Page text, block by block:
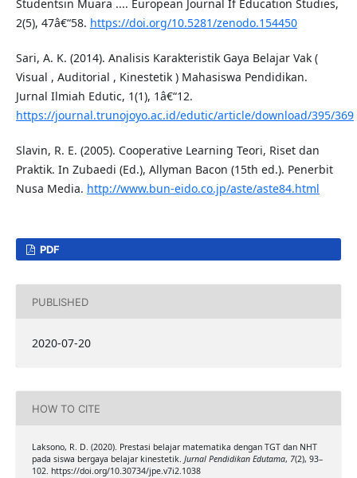
Studentsin Muara .... European Journal If Education Studies,
2(5), 47â€“58. https://doi.org/10.5281/zenodo.154450
Sari, A. K. (2014). Analisis Karakteristik Gaya Belajar Vak (
Visual , Auditorial , Kinestetik ) Mahasiswa Pendidikan.
Jurnal Ilmiah Edutic, 1(1), 1â€“12.
https://journal.trunojoyo.ac.id/edutic/article/download/395/369
Slavin, R. E. (2005). Cooperative Learning Teori, Riset dan
Praktik. In Zubaedi (Ed.), Allyman Bacon (15th ed.). Penerbit
Nusa Media. http://www.bun-eido.co.jp/aste/aste84.html
PDF
PUBLISHED
2020-07-20
HOW TO CITE
Laksono, R. D. (2020). Prestasi belajar matematika dengan TGT dan NHT
pada siswa bergaya belajar kinestetik. Jurnal Pendidikan Edutama, 7(2), 93–
102. https://doi.org/10.30734/jpe.v7i2.1038